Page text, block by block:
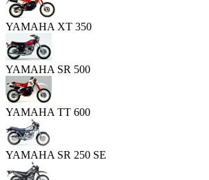
YAMAHA XT 350
YAMAHA SR 500
YAMAHA TT 600
YAMAHA SR 250 SE